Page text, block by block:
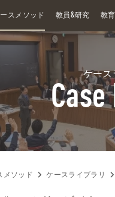
スメソッド 教員&研究 教
ケース
メソッド ケースライブラリ